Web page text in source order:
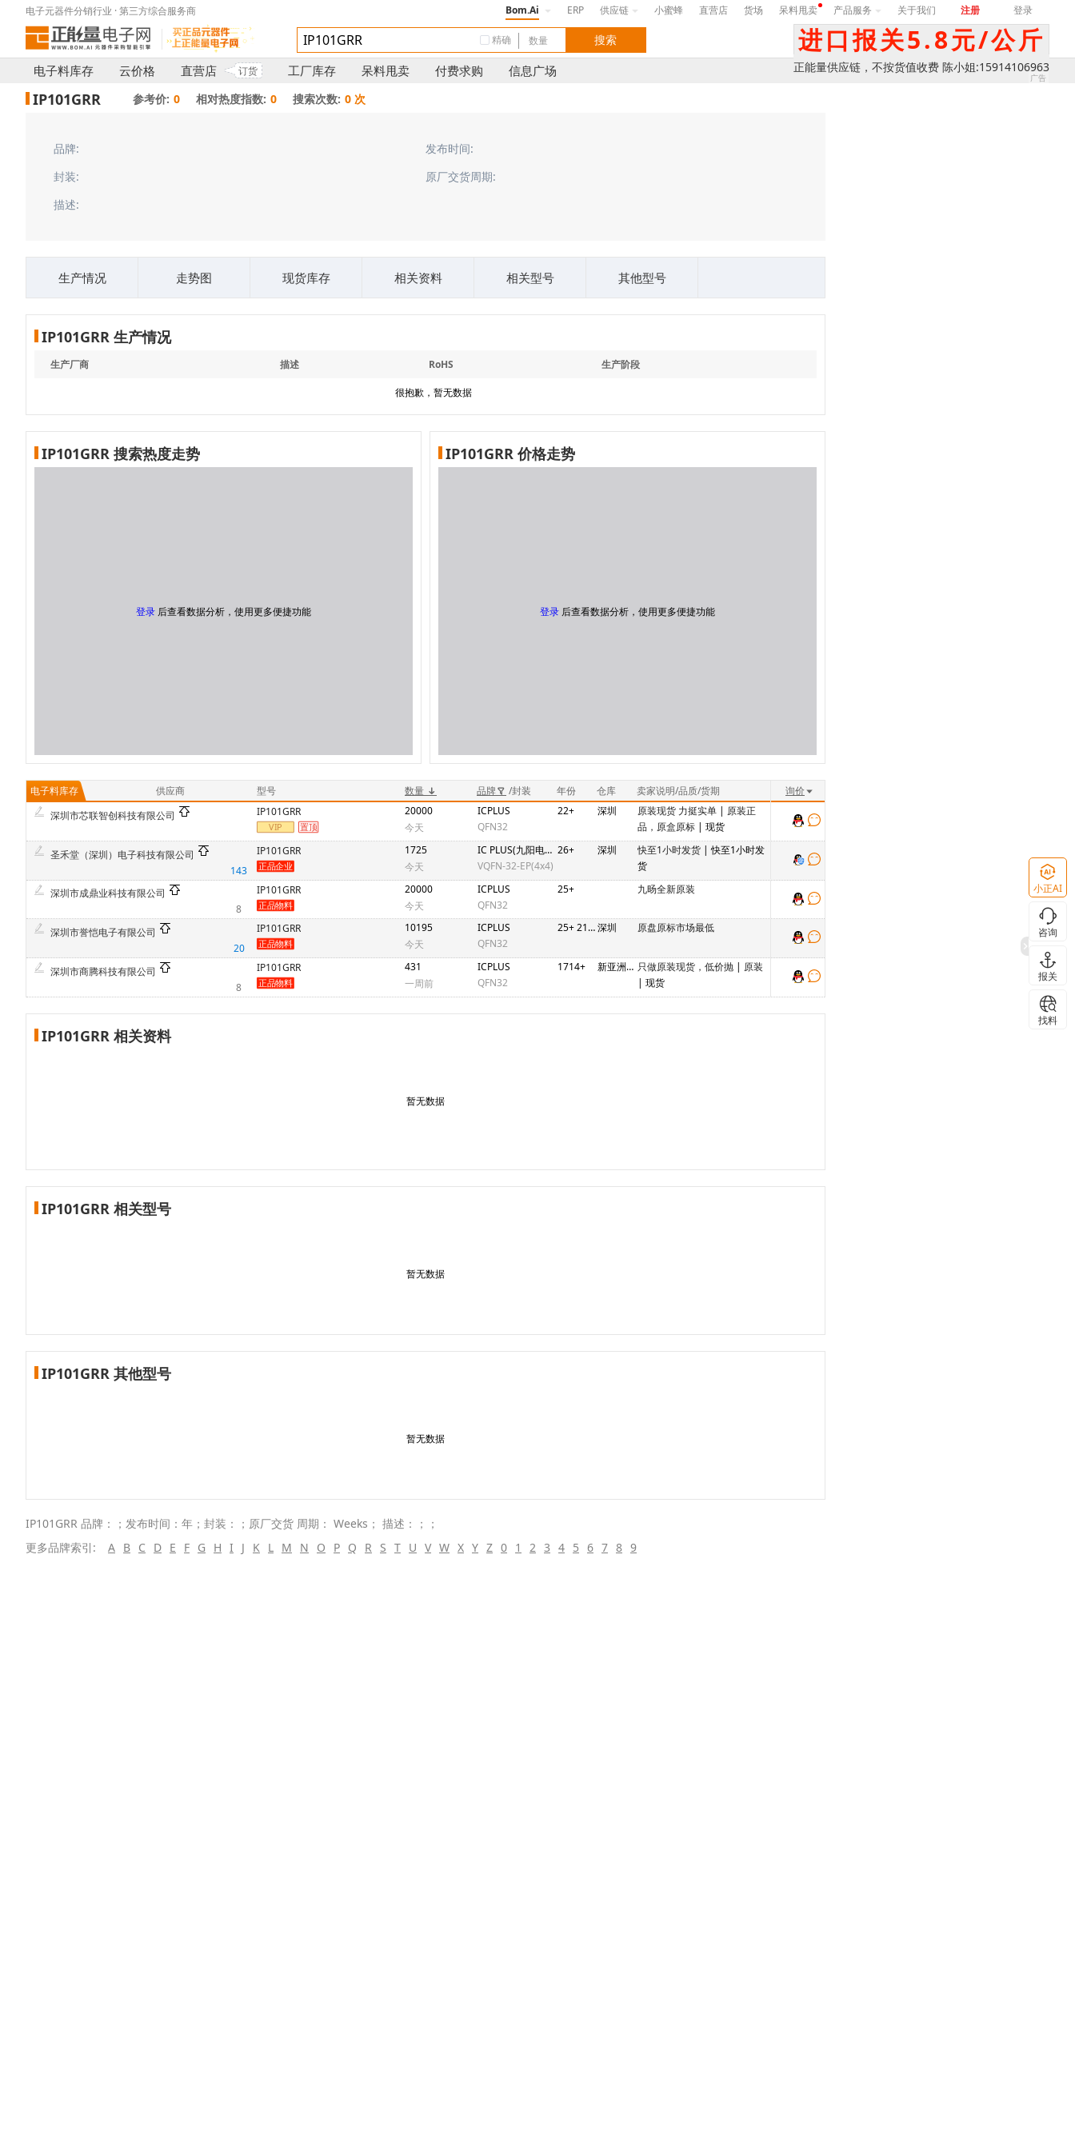
电子元器件分销行业 · 第三方综合服务商 Bom.Ai ERP 供应链 小蜜蜂 直营店 货场 呆料甩卖 产品服务 关于我们 注册 登录
精确 进口报关5.8元/公斤
正能量供应链，不按货值收费 陈小姐:15914106963
电子料库存 云价格 直营店 订货 工厂库存 呆料甩卖 付费求购 信息广场
IP101GRR 参考价: 0 相对热度指数: 0 搜索次数: 0 次
品牌:
发布时间:
封装:
原厂交货周期:
描述:
生产情况 走势图 现货库存 相关资料 相关型号 其他型号
IP101GRR 生产情况
生产厂商 描述 RoHS 生产阶段
很抱歉，暂无数据
IP101GRR 搜索热度走势
登录 后查看数据分析，使用更多便捷功能
IP101GRR 价格走势
登录 后查看数据分析，使用更多便捷功能
电子料库存 供应商 型号 数量 品牌 /封装 年份 仓库 卖家说明/品质/货期
询价
深圳市芯联智创科技有限公司
IP101GRR
20000
今天
ICPLUS
QFN32
22+ 深圳 原装现货 力挺实单 | 原装正
品，原盒原标 | 现货
圣禾堂（深圳）电子科技有限公司
143
IP101GRR
1725
今天
IC PLUS(九阳电子)
VQFN-32-EP(4x4)
26+ 深圳 快至1小时发货 | 快至1小时发
货
深圳市成鼎业科技有限公司
8
IP101GRR
20000
今天
ICPLUS
QFN32
25+ 九旸全新原装
深圳市誉恺电子有限公司
20
IP101GRR
10195
今天
ICPLUS
QFN32
25+ 21+ 20+ 17+深圳 原盘原标市场最低
深圳市商腾科技有限公司
8
IP101GRR
431
一周前
ICPLUS
QFN32
1714+ 新亚洲2期N4C448-458 只做原装现货，低价抛 | 原装
| 现货
IP101GRR 相关资料
暂无数据
IP101GRR 相关型号
暂无数据
IP101GRR 其他型号
暂无数据
IP101GRR 品牌：；发布时间：年；封装：；原厂交货 周期： Weeks； 描述：；；
更多品牌索引:
A B C D E F G H I J K L M N O P Q R S T U V W X Y Z 0 1 2 3 4 5 6 7 8 9
小正AI
咨询
报关
找料